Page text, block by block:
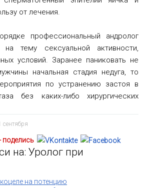
от лечения.
профессиональный андролог
на тему сексуальной активности,
условий. Заранее паниковать не
начальная стадия недуга, то
по устранению застоя в
без каких-либо хирургических
сентября
поделись
на: Уролог при
на потенцию